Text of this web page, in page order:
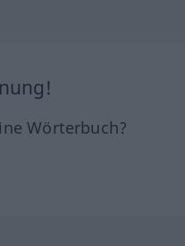
Wörterbuch?